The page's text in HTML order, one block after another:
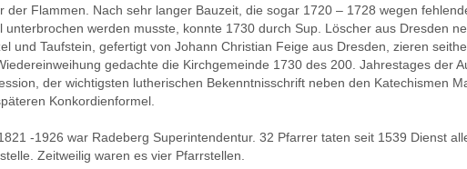
der Flammen. Nach sehr langer Bauzeit, die sogar 1720 – 1728 wegen
unterbrochen werden musste, konnte 1730 durch Sup. Löscher aus Dresden
und Taufstein, gefertigt von Johann Christian Feige aus Dresden, zieren
gedachte die Kirchgemeinde 1730 des 200. Jahrestages der
der wichtigsten lutherischen Bekenntnisschrift neben den Katechismen
Konkordienformel.
-1926 war Radeberg Superintendentur. 32 Pfarrer taten seit 1539 Dienst
Zeitweilig waren es vier Pfarrstellen.